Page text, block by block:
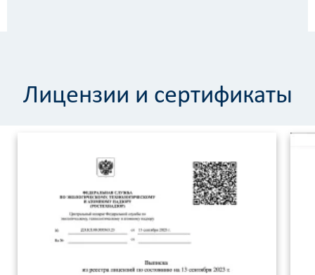
Лицензии и сертификаты
Калькулятор
работ